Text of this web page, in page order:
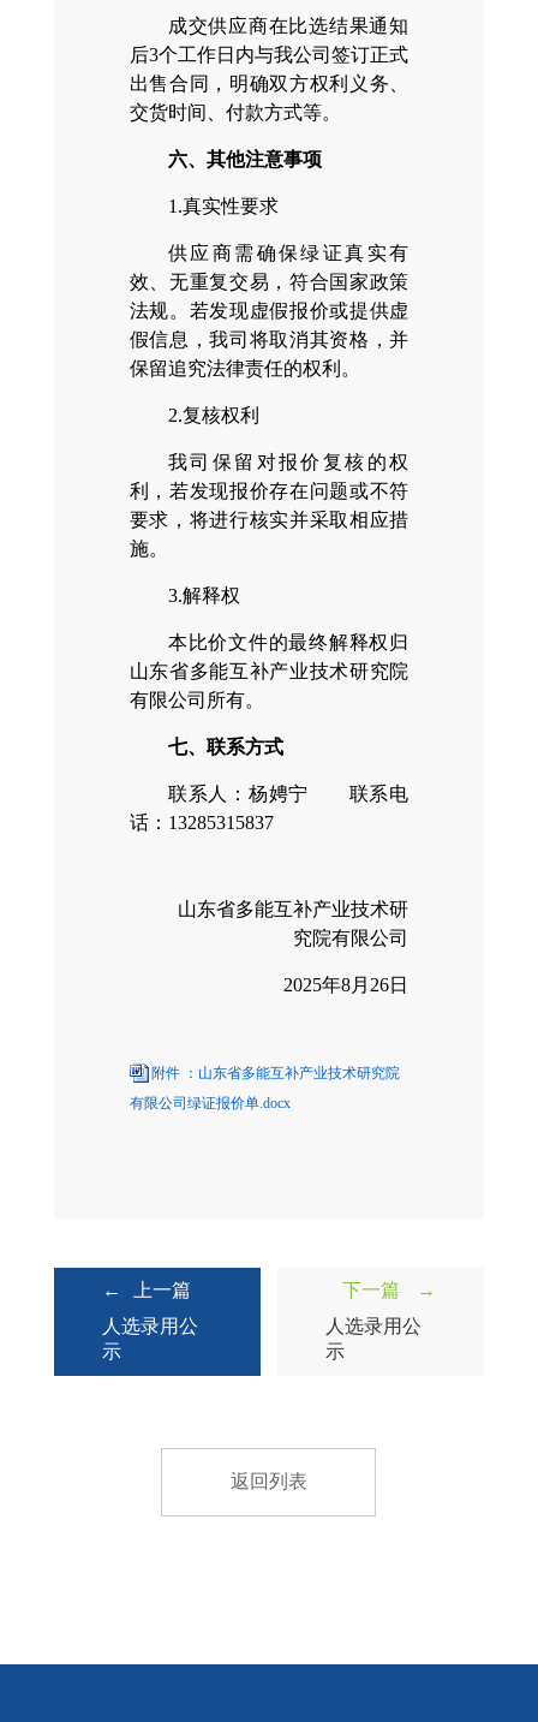
成交供应商在比选结果通知
后3个工作日内与我公司签订正式
出售合同，明确双方权利义务、
交货时间、付款方式等。
六、其他注意事项
1.真实性要求
供应商需确保绿证真实有
效、无重复交易，符合国家政策
法规。若发现虚假报价或提供虚
假信息，我司将取消其资格，并
保留追究法律责任的权利。
2.复核权利
我司保留对报价复核的权
利，若发现报价存在问题或不符
要求，将进行核实并采取相应措
施。
3.解释权
本比价文件的最终解释权归
山东省多能互补产业技术研究院
有限公司所有。
七、联系方式
联系人：杨娉宁 联系电
话：13285315837
山东省多能互补产业技术研
究院有限公司
2025年8月26日
附件 ：山东省多能互补产业技术研究院
有限公司绿证报价单.docx
←
上一篇
人选录用公
示
下一篇
→
人选录用公
示
返回列表